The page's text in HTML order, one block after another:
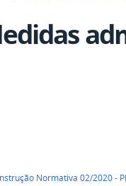
Normativa 02/2020 -